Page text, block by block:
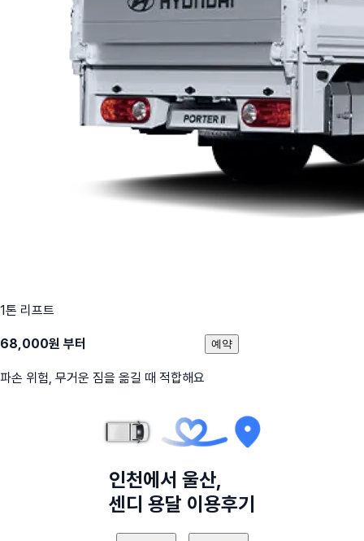
1톤 리프트
68,000원 부터
파손 위험, 무거운 짐을 옮길 때 적합해요
예약
인천에서 울산,
센디 용달 이용후기